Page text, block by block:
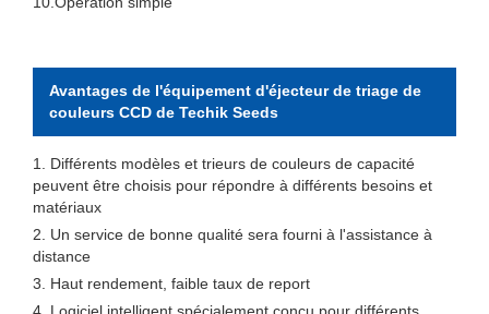
Avantages de l'équipement d'éjecteur de triage de
couleurs CCD de Techik Seeds
1. Différents modèles et trieurs de couleurs de capacité
peuvent être choisis pour répondre à différents besoins et
matériaux
2. Un service de bonne qualité sera fourni à l'assistance à
distance
3. Haut rendement, faible taux de report